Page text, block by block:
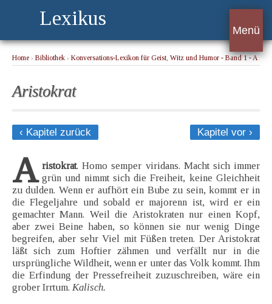
Lexikus
Menü
Home › Bibliothek › Konversations-Lexikon für Geist, Witz und Humor - Band 1 - A
Aristokrat
‹ Kapitel zurück Kapitel vor ›
A ristokrat. Homo semper viridans. Macht sich immer
grün und nimmt sich die Freiheit, keine Gleichheit
zu dulden. Wenn er aufhört ein Bube zu sein, kommt er in
die Flegeljahre und sobald er majorenn ist, wird er ein
gemachter Mann. Weil die Aristokraten nur einen Kopf,
aber zwei Beine haben, so können sie nur wenig Dinge
begreifen, aber sehr Viel mit Füßen treten. Der Aristokrat
läßt sich zum Hoftier zähmen und verfällt nur in die
ursprüngliche Wildheit, wenn er unter das Volk kommt. Ihm
die Erfindung der Pressefreiheit zuzuschreiben, wäre ein
grober Irrtum. Kalisch.